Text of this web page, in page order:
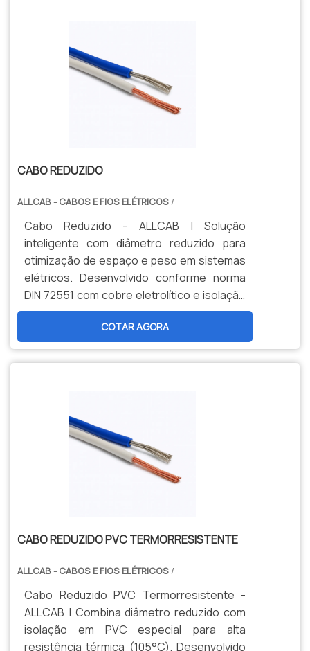
CABO REDUZIDO
ALLCAB - CABOS E FIOS ELÉTRICOS /
Cabo Reduzido - ALLCAB | Solução
inteligente com diâmetro reduzido para
otimização de espaço e peso em sistemas
elétricos. Desenvolvido conforme norma
DIN 72551 com cobre eletrolítico e isolação
termorresistente para 105°C. Ideal para
aplicações compactas em setores
automotivo, automação e painéis elétricos.
COTAR AGORA
CABO REDUZIDO PVC TERMORRESISTENTE
ALLCAB - CABOS E FIOS ELÉTRICOS /
Cabo Reduzido PVC Termorresistente -
ALLCAB | Combina diâmetro reduzido com
isolação em PVC especial para alta
resistência térmica (105°C). Desenvolvido